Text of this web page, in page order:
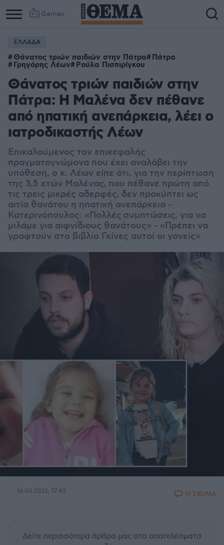
Games
ΕΛΛΑΔΑ
Θάνατος τριών παιδιών στην Πάτρα Πάτρα
Γρηγόρης Λέων Ρούλα Πισπιρίγκου
Θάνατος τριών παιδιών στην
Πάτρα: Η Μαλένα δεν πέθανε
από ηπατική ανεπάρκεια, λέει ο
ιατροδικαστής Λέων
Επικαλούμενος τον επικεφαλής
πραγματογνώμονα που έχει αναλάβει την
υπόθεση, ο κ. Λέων είπε ότι, για την περίπτωση
της 3,5 ετών Μαλένας, που πέθανε πρώτη από
τις τρεις μικρές αδερφές, δεν προκύπτει ως
αιτία θανάτου η ηπατική ανεπάρκεια -
Κατερινόπουλος: «Πολλές συμπτώσεις, για να
μιλάμε για αιφνίδιους θανάτους» - «Πρέπει να
γραφτούν στο βιβλίο Γκίνες αυτοί οι γονείς»
16.03.2022, 17:40 19 ΣΧΟΛΙΑ
Δείτε περισσότερα άρθρα μας στα αποτελέσματα